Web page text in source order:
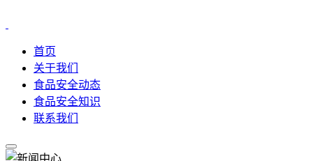
首页
关于我们
食品安全动态
食品安全知识
联系我们